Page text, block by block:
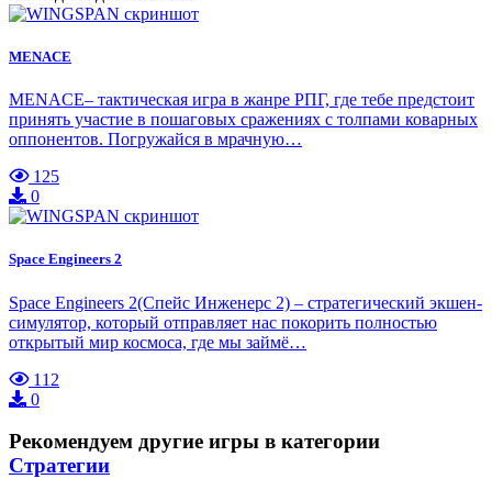
MENACE
MENACE– тактическая игра в жанре РПГ, где тебе предстоит
принять участие в пошаговых сражениях с толпами коварных
оппонентов. Погружайся в мрачную…
125
0
Space Engineers 2
Space Engineers 2(Спейс Инженерс 2) – стратегический экшен-
симулятор, который отправляет нас покорить полностью
открытый мир космоса, где мы займё…
112
0
Рекомендуем другие игры в категории
Стратегии